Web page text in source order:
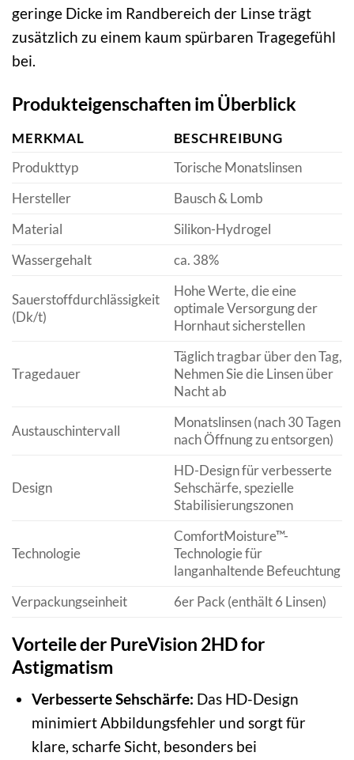
geringe Dicke im Randbereich der Linse trägt
zusätzlich zu einem kaum spürbaren Tragegefühl
bei.
Produkteigenschaften im Überblick
MERKMAL
BESCHREIBUNG
Produkttyp
Torische Monatslinsen
Hersteller
Bausch & Lomb
Material
Silikon-Hydrogel
Wassergehalt
ca. 38%
Sauerstoffdurchlässigkeit
(Dk/t)
Hohe Werte, die eine
optimale Versorgung der
Hornhaut sicherstellen
Tragedauer
Täglich tragbar über den Tag,
Nehmen Sie die Linsen über
Nacht ab
Austauschintervall
Monatslinsen (nach 30 Tagen
nach Öffnung zu entsorgen)
Design
HD-Design für verbesserte
Sehschärfe, spezielle
Stabilisierungszonen
Technologie
ComfortMoisture™-
Technologie für
langanhaltende Befeuchtung
Verpackungseinheit
6er Pack (enthält 6 Linsen)
Vorteile der PureVision 2HD for
Astigmatism
Verbesserte Sehschärfe: Das HD-Design
minimiert Abbildungsfehler und sorgt für
klare, scharfe Sicht, besonders bei